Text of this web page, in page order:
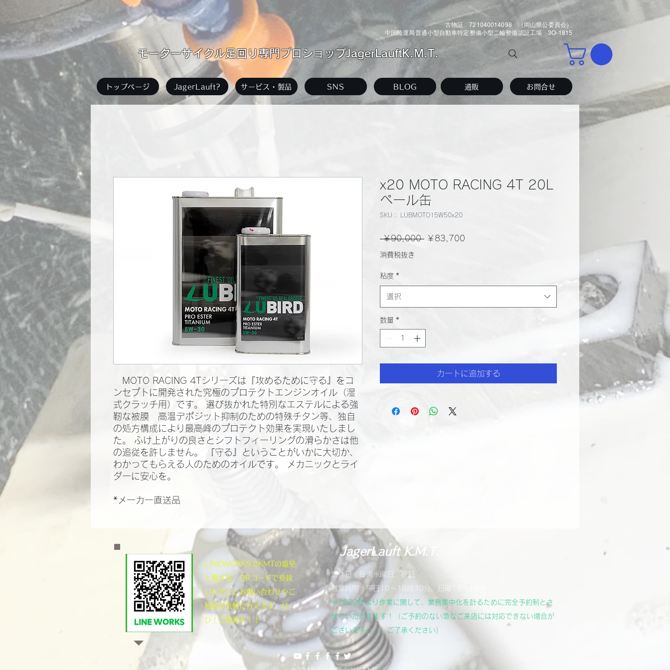
古物証 721040014098 （岡山県公委員会）
中国陸運局普通小型自動車特定整備小型二輪整備認証工場 3O-1815
​モーターサイクル足回り専門プロショップJagerLauftK.M.T.
トップページ JagerLauft? サービス・製品 SNS BLOG 通販 お問合せ
MOTO RACING 4Tシリーズは『攻めるために守る』をコ
ンセプトに開発された究極のプロテクトエンジンオイル（湿
式クラッチ用）です。 選び抜かれた特別なエステルによる強
靭な被膜 高温デポジット抑制のための特殊チタン等、独自
の処方構成により最高峰のプロテクト効果を実現いたしまし
た。 ふけ上がりの良さとシフトフィーリングの滑らかさは他
の追従を許しません。 『守る』ということがいかに大切か、
わかってもらえる人のためのオイルです。 メカニックとライ
ダーに安心を。
*メーカー直送品
x20 MOTO RACING 4T 20L
ペール缶
SKU： LUBMOTO15W50x20
￥90,000 通
格
￥83,700
価
消費税抜き
粘度 *
選択
数量 *
カートに追加する
​LINEWORKSでKMTの塩見
と繋がる。QRコードで登録
いただくとお問い合わせやご
相談が気軽に行えます。ぜ
ひ！ご登録を！！
JagerLauft K.M.T.
定休日：毎週水曜日、祝日
営業時間：平日10～18時30分、日曜13～18時
＊2022年より作業に関して、業務集中化を計るために完全予約制とさ
せていただきます！（ご予約のない急なご来店には対応できない場合が
ございます。。。ご了承ください）